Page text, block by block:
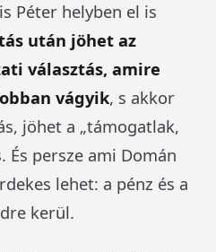
Péter helyben el is
után jöhet az
választás, amire
vágyik, s akkor
jöhet a „támogatlak,
És persze ami Domán
lehet: a pénz és a
kerül.